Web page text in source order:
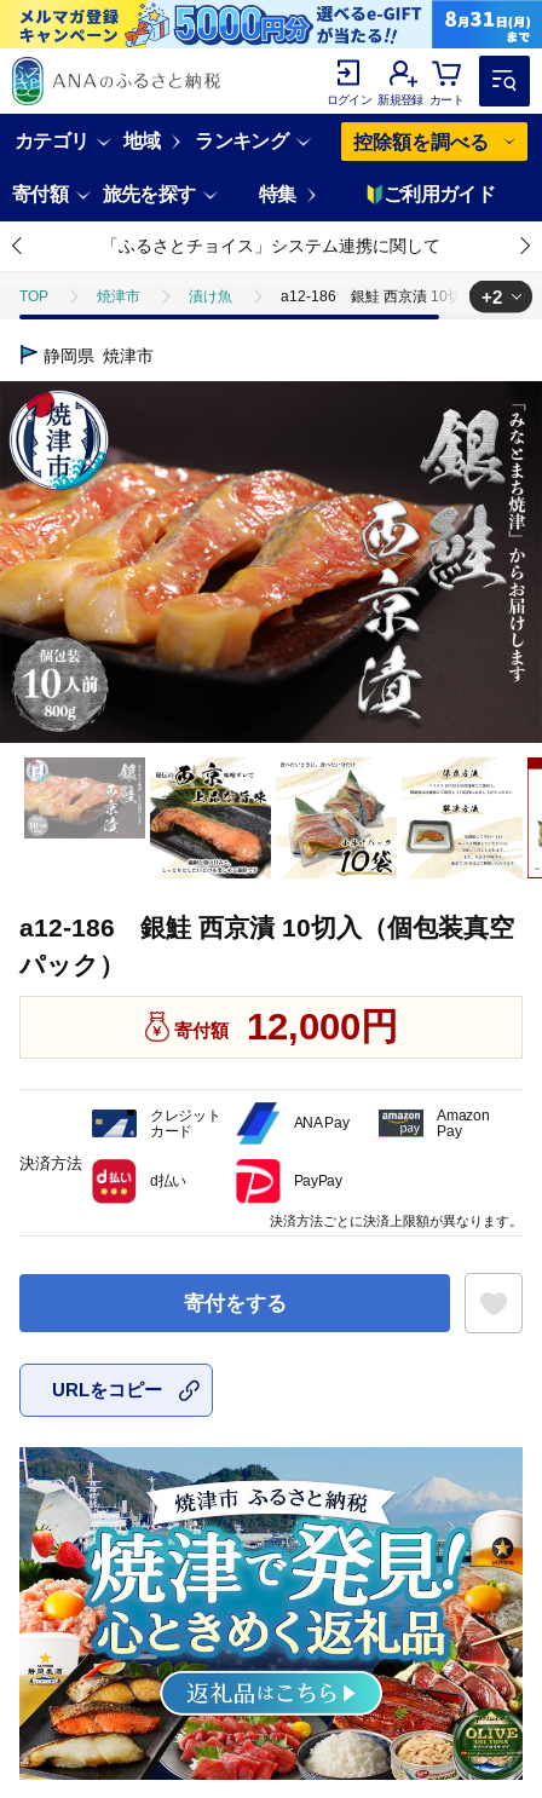
ログイン 新規登録 カート
カテゴリ 地域 ランキング 控除額を調べる
寄付額 旅先を探す 特集 ご利用ガイド
「ふるさとチョイス」システム連携に関して
TOP 焼津市 漬け魚 a12-186 銀鮭 西京漬 10切入（個包装
TOP
TOP
+2
静岡県 焼津市
a12-186 銀鮭 西京漬 10切入（個包装真空
パック）
寄付額 12,000円
寄付をする
URLをコピー
決済方法
クレジット
カード
ANA Pay
Amazon
Pay
d払い PayPay
決済方法ごとに決済上限額が異なります。